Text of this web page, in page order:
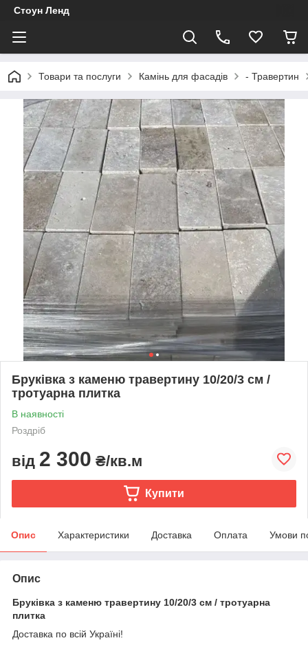
Стоун Ленд
Товари та послуги Камінь для фасадів - Травертин
Бруківка з каменю травертину 10/20/3 cм /
тротуарна плитка
В наявності
Роздріб
від 2 300 ₴/кв.м
Купити
Опис Характеристики Доставка Оплата Умови
Опис
Бруківка з каменю травертину 10/20/3 cм / тротуарна
плитка
Доставка по всій Україні!